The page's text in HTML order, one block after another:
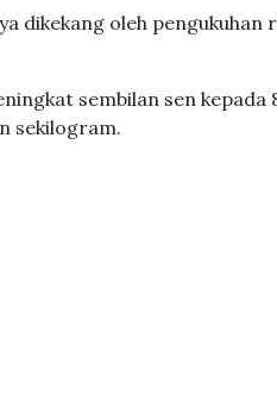
dikekang oleh
sembilan sen kepada
sekilogram.